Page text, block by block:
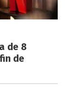
de 8
de